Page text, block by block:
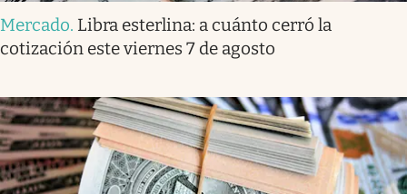
Mercado. Libra esterlina: a cuánto cerró la
cotización este viernes 7 de agosto